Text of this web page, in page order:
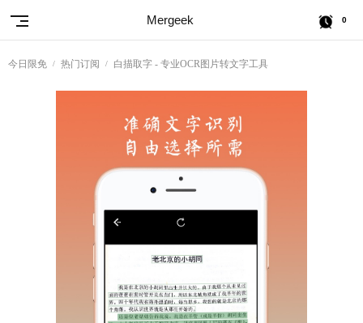
Mergeek 0
今日限免 热门订阅 白描取字 - 专业OCR图片转文字工具